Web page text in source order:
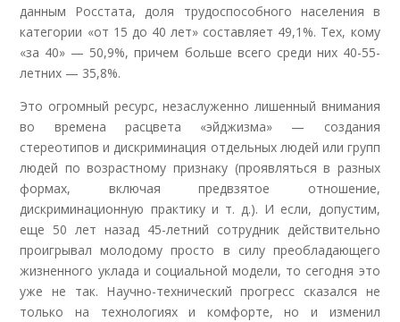
данным Росстата, доля трудоспособного населения в
категории «от 15 до 40 лет» составляет 49,1%. Тех, кому
«за 40» — 50,9%, причем больше всего среди них 40-55-
летних — 35,8%.
Это огромный ресурс, незаслуженно лишенный внимания
во времена расцвета «эйджизма» — создания
стереотипов и дискриминация отдельных людей или групп
людей по возрастному признаку (проявляться в разных
формах, включая предвзятое отношение,
дискриминационную практику и т. д.). И если, допустим,
еще 50 лет назад 45-летний сотрудник действительно
проигрывал молодому просто в силу преобладающего
жизненного уклада и социальной модели, то сегодня это
уже не так. Научно-технический прогресс сказался не
только на технологиях и комфорте, но и изменил